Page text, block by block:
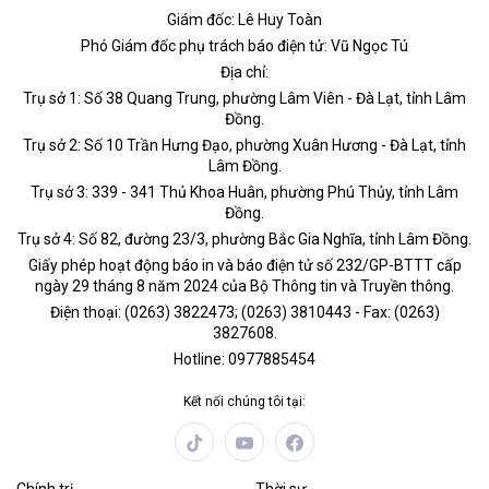
Giám đốc: Lê Huy Toàn
Phó Giám đốc phụ trách báo điện tử: Vũ Ngọc Tú
Địa chỉ:
Trụ sở 1: Số 38 Quang Trung, phường Lâm Viên - Đà Lạt, tỉnh Lâm
Đồng.
Trụ sở 2: Số 10 Trần Hưng Đạo, phường Xuân Hương - Đà Lạt, tỉnh
Lâm Đồng.
Trụ sở 3: 339 - 341 Thủ Khoa Huân, phường Phú Thủy, tỉnh Lâm
Đồng.
Trụ sở 4: Số 82, đường 23/3, phường Bắc Gia Nghĩa, tỉnh Lâm Đồng.
Giấy phép hoạt động báo in và báo điện tử số 232/GP-BTTT cấp
ngày 29 tháng 8 năm 2024 của Bộ Thông tin và Truyền thông.
Điện thoại: (0263) 3822473; (0263) 3810443 - Fax: (0263)
3827608.
Hotline: 0977885454
Kết nối chúng tôi tại: